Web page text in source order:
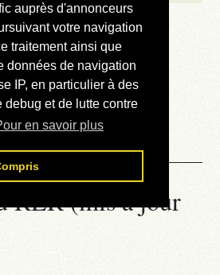
auprès d'annonceurs
votre navigation
traitement ainsi que
données de navigation
IP, en particulier à des
debug et de lutte contre
en savoir plus
RER (mis à jour